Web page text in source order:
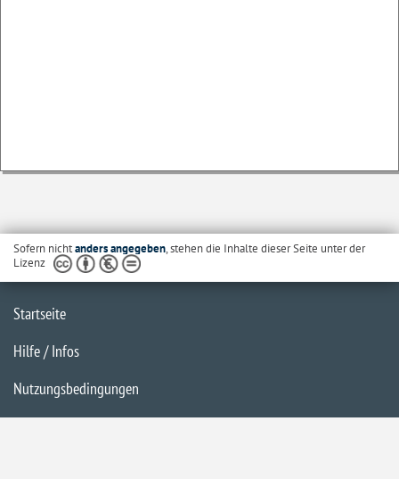
Sofern nichtanders angegeben, stehen die Inhalte dieser Seite unter der
Lizenz
Startseite
Hilfe / Infos
Nutzungsbedingungen